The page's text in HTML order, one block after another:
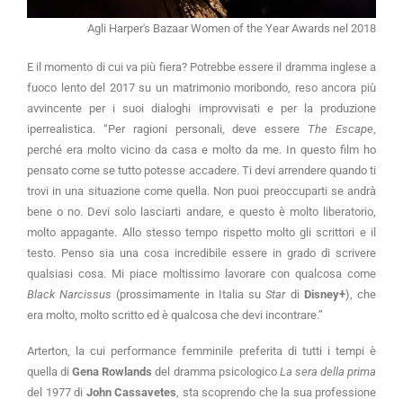
Agli Harper's Bazaar Women of the Year Awards nel 2018
E il momento di cui va più fiera? Potrebbe essere il dramma inglese a
fuoco lento del 2017 su un matrimonio moribondo, reso ancora più
avvincente per i suoi dialoghi improvvisati e per la produzione
iperrealistica. “Per ragioni personali, deve essere The Escape
perché era molto vicino da casa e molto da me. In questo film ho
pensato come se tutto potesse accadere. Ti devi arrendere quando ti
trovi in una situazione come quella. Non puoi preoccuparti se andrà
bene o no. Devi solo lasciarti andare, e questo è molto liberatorio,
molto appagante. Allo stesso tempo rispetto molto gli scrittori e il
testo. Penso sia una cosa incredibile essere in grado di scrivere
qualsiasi cosa. Mi piace moltissimo lavorare con qualcosa come
Black Narcissus (prossimamente in Italia suStardi Disney+), che
era molto, molto scritto ed è qualcosa che devi incontrare.”
Arterton, la cui performance femminile preferita di tutti i tempi è
quella diGena Rowlands del dramma psicologico La sera della prima
del 1977 di John Cassavetes , sta scoprendo che la sua professione